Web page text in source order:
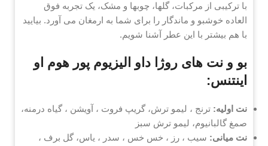
با ترکیبی از مرکبات، گلها، چوبها و مشک، یک تجربه فوق
العاده خوشبو و ماندگار را برای شما به ارمغان می آورد. بیایید
با هم بیشتر با این عطر آشنا شویم.
بو و نت های روژا داو الیزیوم پور هوم او
اینتنس:
نت اولیه: ترنج ، لیمو ترش، گریپ فروت ، آویشن ، گیاه درمنه،
صمغ گالبانیوم، لیمو ترش سبز
نت میانی: سیب ، رز ، خس خس ، سدر ، یاس، گل برف ،